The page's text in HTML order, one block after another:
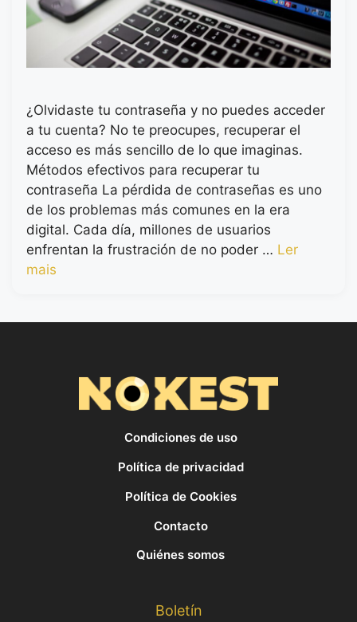
¿Olvidaste tu contraseña y no puedes acceder
a tu cuenta? No te preocupes, recuperar el
acceso es más sencillo de lo que imaginas.
Métodos efectivos para recuperar tu
contraseña La pérdida de contraseñas es uno
de los problemas más comunes en la era
digital. Cada día, millones de usuarios
enfrentan la frustración de no poder … Ler
mais
Condiciones de uso
Política de privacidad
Política de Cookies
Contacto
Quiénes somos
Boletín